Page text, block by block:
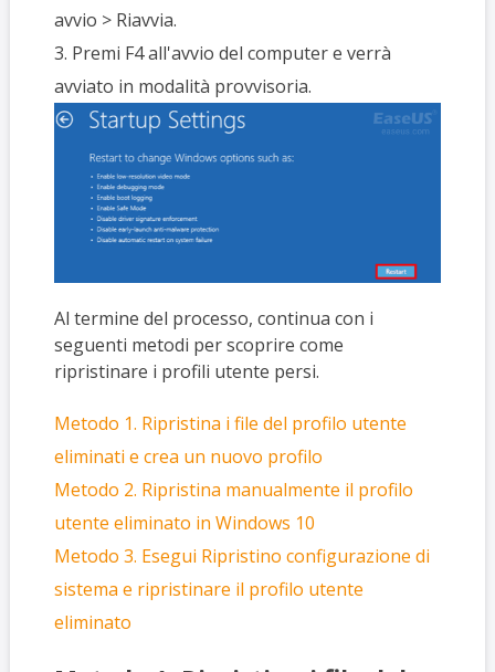
avvio > Riavvia.
3. Premi F4 all'avvio del computer e verrà
avviato in modalità provvisoria.
Al termine del processo, continua con i
seguenti metodi per scoprire come
ripristinare i profili utente persi.
Metodo 1. Ripristina i file del profilo utente
eliminati e crea un nuovo profilo
Metodo 2. Ripristina manualmente il profilo
utente eliminato in Windows 10
Metodo 3. Esegui Ripristino configurazione di
sistema e ripristinare il profilo utente
eliminato